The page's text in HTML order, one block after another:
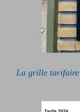
La grille tarifaire